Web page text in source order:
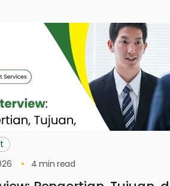
4 min read